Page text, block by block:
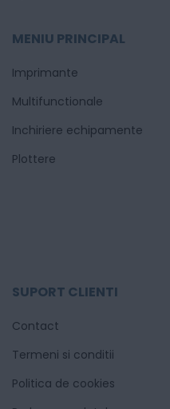
MENIU PRINCIPAL
Imprimante
Multifunctionale
Inchiriere echipamente
Plottere
SUPORT CLIENTI
Contact
Termeni si conditii
Politica de cookies